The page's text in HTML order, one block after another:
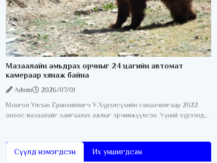
Мазаалайн амьдрах орчныг 24 цагийн автомат
камераар хянаж байна
Admin
2026/07/01
Монгол Улсын Ерөнхийлөгч У.Хүрэлсүхийн санаачилгаар 2022
оноос мазаалайг хамгаалах ажлыг эрчимжүүлсэн. Үүний хүрээнд
Сүүлд нэмэгдсэн Их уншигдсан